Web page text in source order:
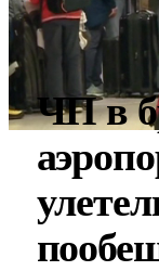
ЧП в